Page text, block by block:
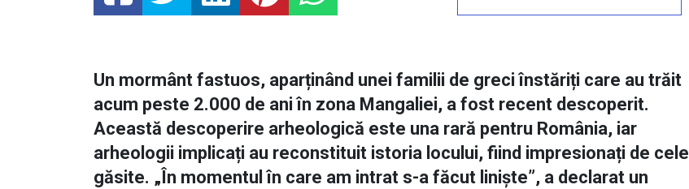
Un mormânt fastuos, aparținând unei familii de greci înstăriți care au trăit
acum peste 2.000 de ani în zona Mangaliei, a fost recent descoperit.
Această descoperire arheologică este una rară pentru România, iar
arheologii implicați au reconstituit istoria locului, fiind impresionați de cele
găsite. „În momentul în care am intrat s-a făcut liniște”, a declarat un